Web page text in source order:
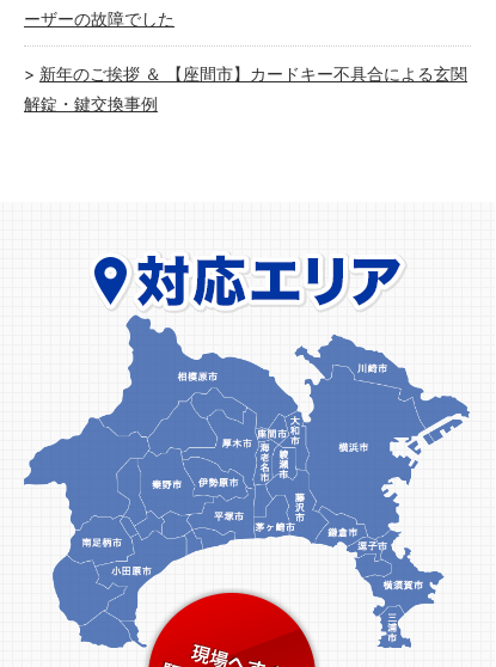
ーザーの故障でした
新年のご挨拶 ＆ 【座間市】カードキー不具合による玄関
解錠・鍵交換事例